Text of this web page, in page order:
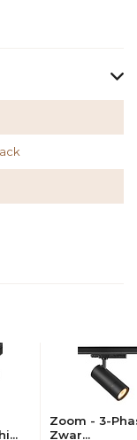
Zoom - 3-
Zwar...